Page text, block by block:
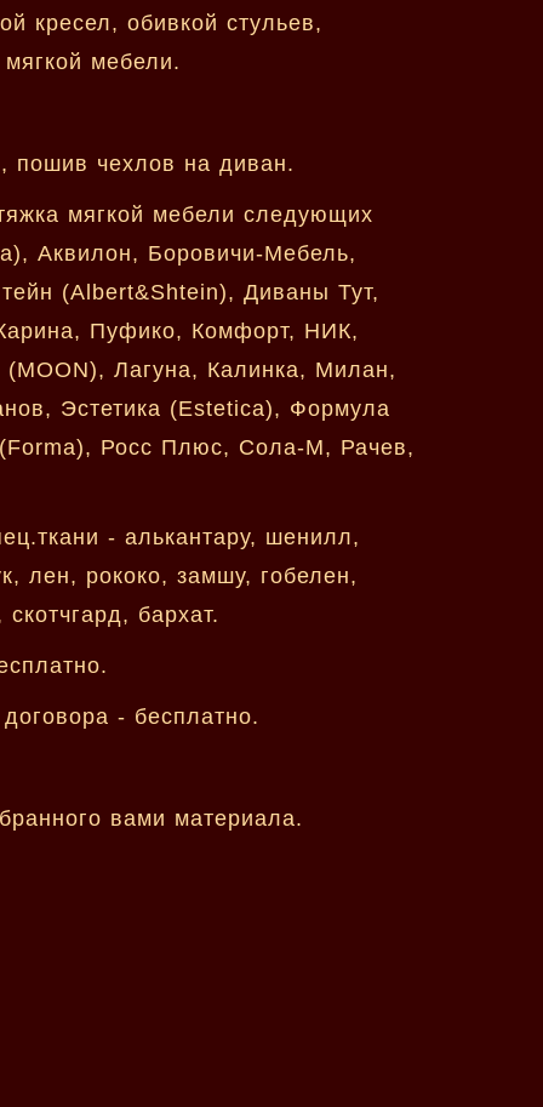
кресел, обивкой стульев,
мебели.
пошив чехлов на диван.
мягкой мебели следующих
Аквилон, Боровичи-Мебель,
(Albert&Shtein), Диваны Тут,
Пуфико, Комфорт, НИК,
Лагуна, Калинка, Милан,
Эстетика (Estetica), Формула
Росс Плюс, Сола-М, Рачев,
- алькантару, шенилл,
лен, рококо, замшу, гобелен,
бархат.
- бесплатно.
вами материала.